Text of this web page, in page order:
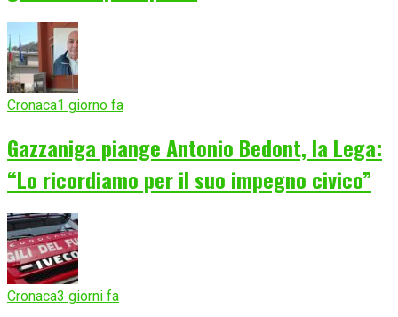
Cronaca1 giorno fa
Gazzaniga piange Antonio Bedont, la Lega:
“Lo ricordiamo per il suo impegno civico”
Cronaca3 giorni fa